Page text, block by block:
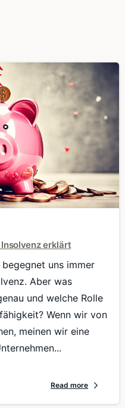
erklärt
uns immer
Aber was
und welche Rolle
Wenn wir von
meinen wir eine
Read more